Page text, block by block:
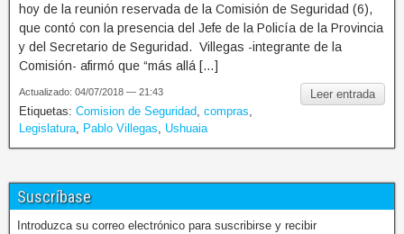
hoy de la reunión reservada de la Comisión de Seguridad (6),
que contó con la presencia del Jefe de la Policía de la Provincia
y del Secretario de Seguridad. Villegas -integrante de la
Comisión- afirmó que “más allá […]
Leer entrada
Actualizado: 04/07/2018 — 21:43
Etiquetas: Comision de Seguridad compras
Legislatura
Pablo Villegas Ushuaia
Suscríbase
Introduzca su correo electrónico para suscribirse y recibir